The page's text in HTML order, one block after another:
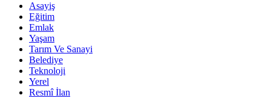
Asayiş
Eğitim
Emlak
Yaşam
Tarım Ve Sanayi
Belediye
Teknoloji
Yerel
Resmî İlan